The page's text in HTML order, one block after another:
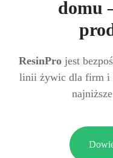
domu
ResinPro jest
linii żywic dla firm i